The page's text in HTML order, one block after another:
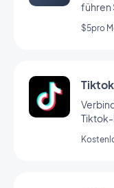
führen
Ihrer
$5pro
Tiktok